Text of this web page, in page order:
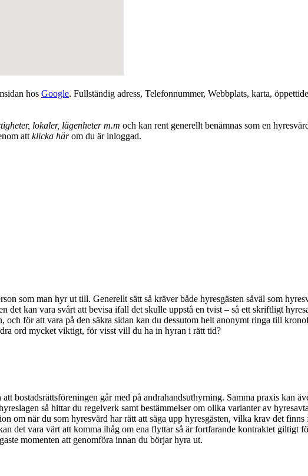
hos Google. Fullständig adress, Telefonnummer, Webbplats, karta,
lokaler, lägenheter m.m och kan rent generellt benämnas som en
att klicka härom du är inloggad.
som man hyr ut till. Generellt sätt så kräver både hyresgästen såväl som
det kan vara svårt att bevisa ifall det skulle uppstå en tvist – så ett skriftligt
och för att vara på den säkra sidan kan du dessutom helt anonymt ringa till
ord mycket viktigt, för visst vill du ha in hyran i rätt tid?
bostadsrättsföreningen går med på andrahandsuthyrning. Samma praxis kan
så hittar du regelverk samt bestämmelser om olika varianter av
om när du som hyresvärd har rätt att säga upp hyresgästen, vilka krav det
det vara värt att komma ihåg om ena flyttar så är fortfarande kontraktet giltigt
momenten att genomföra innan du börjar hyra ut.